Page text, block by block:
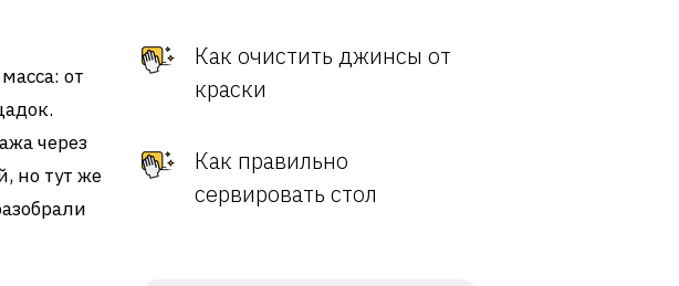
от
через
но тут же
Как очистить джинсы от
краски
Как правильно
сервировать стол